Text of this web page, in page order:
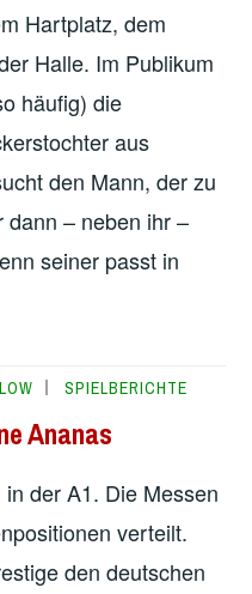
Hartplatz, dem
Halle. Im Publikum
häufig) die
aus
den Mann, der zu
dann – neben ihr –
seiner passt in
SPIELBERICHTE
Ananas
der A1. Die Messen
verteilt.
den deutschen